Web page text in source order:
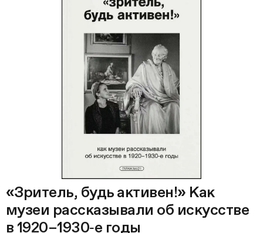
«Зритель, будь активен!» Как
музеи рассказывали об искусстве
в 1920–1930‑е годы